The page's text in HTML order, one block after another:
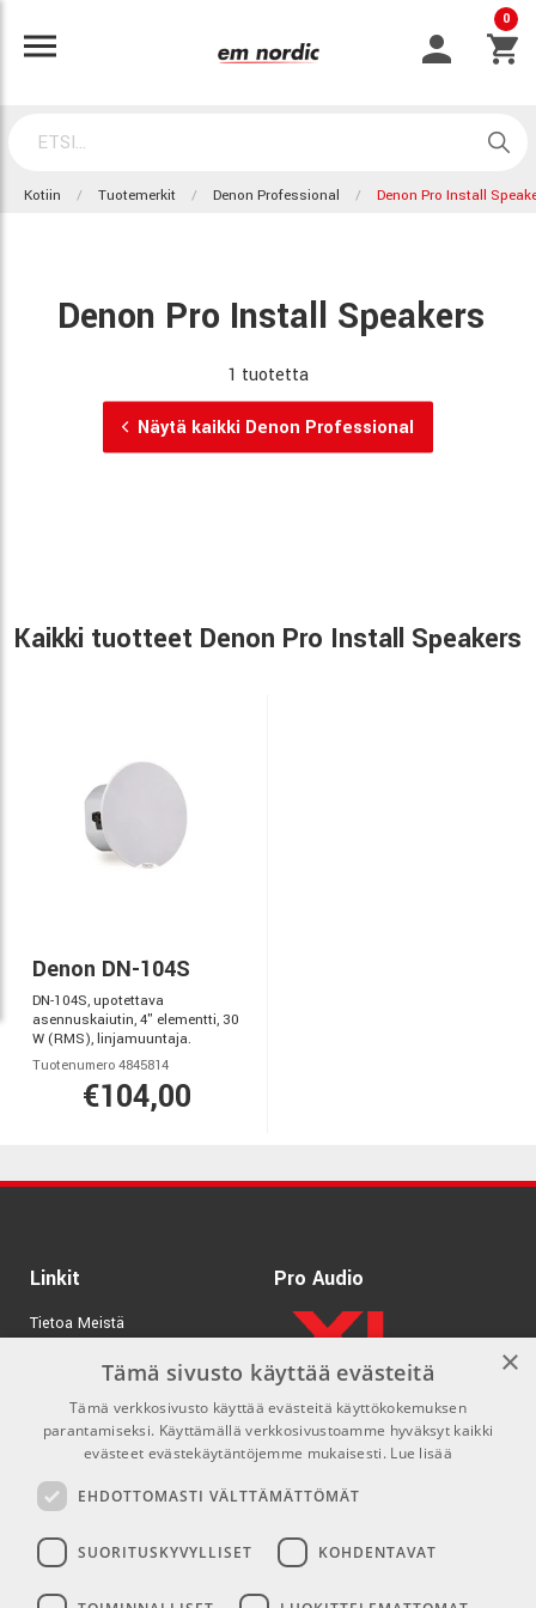
0
Kotiin Tuotemerkit Denon Professional Denon Pro Install
Denon Pro Install Speakers
1 tuotetta
Näytä kaikki Denon Professional
Kaikki tuotteet Denon Pro Install Speakers
Denon DN-104S
DN-104S, upotettava
asennuskaiutin, 4" elementti, 30
W (RMS), linjamuuntaja.
Tuotenumero 4845814
€104,00
Linkit
Tietoa Meistä
Tuotemerkit
Kirjaudu
GDPR & Cookies
Myyntiehdot
Pro Audio
Yhteys Sosiaaliset mediat
×
Tämä sivusto käyttää evästeitä
Tämä verkkosivusto käyttää evästeitä käyttökokemuksen
parantamiseksi. Käyttämällä verkkosivustoamme hyväksyt kaikki
evästeet evästekäytäntöjemme mukaisesti. Lue lisää
EHDOTTOMASTI VÄLTTÄMÄTTÖMÄT
SUORITUSKYVYLLISET KOHDENTAVAT